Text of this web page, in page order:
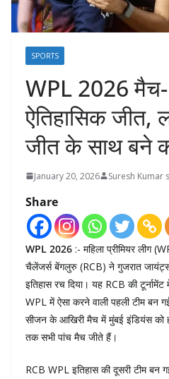
SPORTS
WPL 2026
ऐतिहासिक जीत,
जीत के साथ बने
January 20, 2026 Suresh Kumar
Share
WPL 2026 :- महिला प्रीमियर लीग
चैलेंजर्स बेंगलुरु (RCB) ने गुजरात
इतिहास रच दिया। यह RCB की
WPL में ऐसा करने वाली पहली टीम
सीजन के आखिरी मैच में मुंबई इंडियंस को
तक सभी पांच मैच जीते हैं।
RCB WPL इतिहास की दूसरी टीम बन